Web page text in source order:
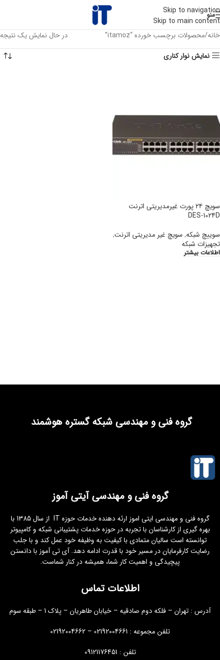
Skip to navigation
Skip to main content
منو
خانه محصولات برچسب خورده “itamoz”
در حال نمایش یک نتیجه
نمایش نوار کناری
سویچ ۲۴ پورت غیرمدیریتی اترنت
DES-1024D
سوییچ شبکه, سویچ غیر مدیریتی اترنت,
تجهیزات شبکه
اطلاعات بیشتر
گروه فنی و مهندسی شبکه گستره هوشمند
گروه فنی و مهندسی آیتی آموز
گروه فنی و مهندسی ایتی اموز ارئه دهنده خدمات حوزه IT از سال 1385 با
بهره گیری از کارشناسان با تجربه در حوزه خدمات پشتیبانی شبکه و کامپیوتر
توانسته است سالیان متمادی با کیفیت به وظیفه خود عمل کند و با جلب
رضایت کارفرمایان در مسیر خود با قدرت ادامه دهد. آی تی آموز با دانستن
پیچیدگی و اهمیت کار شما، همیشه در کنار شماست.
اطلاعات تماس
آدرس : تهران – فلکه دوم صادقیه – خیابان طاهریان – پلاک 1 – طبقه سوم
تلفن مجموعه : 02192004661 – 02192004662
تلفن : 09121176451